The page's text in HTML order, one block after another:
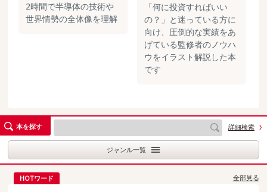
2時間で半導体の技術や
世界情勢の全体像を理解
「何に投資すればいい
の？」と迷っている方に
向け、圧倒的な実績をあ
げている監修者のノウハ
ウをイラスト解説した本
です
本を探す 詳細検索
ジャンル一覧
HOTワード 全部見る